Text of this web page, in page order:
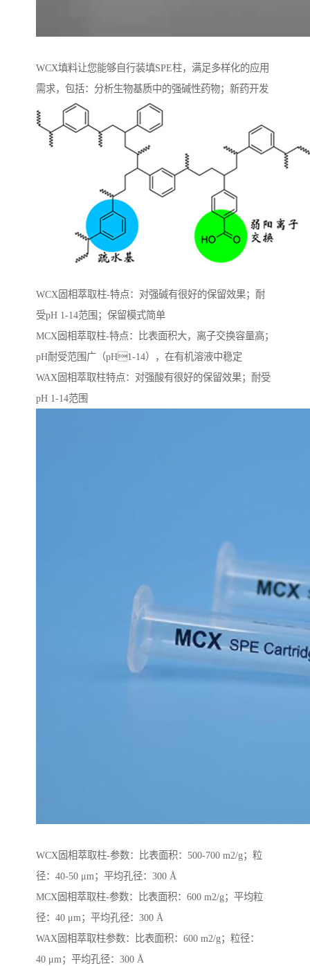
WCX填料让您能够自行装填SPE柱，满足多样化的应用
需求，包括：分析生物基质中的强碱性药物；新药开发
WCX固相萃取柱-特点：对强碱有很好的保留效果；耐
受pH 1-14范围；保留模式简单
MCX固相萃取柱-特点：比表面积大，离子交换容量高；
pH耐受范围⼴（pH1-14），在有机溶液中稳定
WAX固相萃取柱特点：对强酸有很好的保留效果；耐受
pH 1-14范围
WCX固相萃取柱-参数：比表面积：500-700 m2/g；粒
径：40-50 μm；平均孔径：300 Å
MCX固相萃取柱-参数：比表面积：600 m2/g；平均粒
径：40 μm；平均孔径：300 Å
WAX固相萃取柱参数：比表面积：600 m2/g；粒径：
40 μm；平均孔径：300 Å